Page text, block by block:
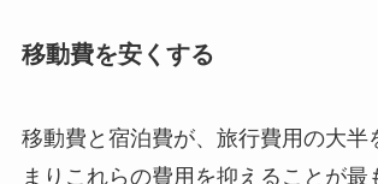
移動費を安くする
移動費と宿泊費が、旅行費用の大半
まりこれらの費用を抑えることが最